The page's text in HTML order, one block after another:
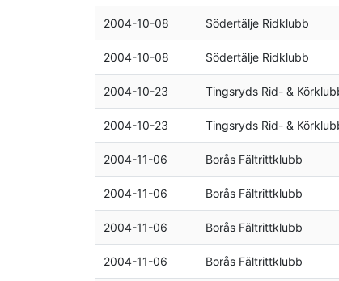
2004-10-08 Södertälje Ridklubb
2004-10-08 Södertälje Ridklubb
2004-10-23 Tingsryds Rid- &
2004-10-23 Tingsryds Rid- &
2004-11-06 Borås Fältrittklubb
2004-11-06 Borås Fältrittklubb
2004-11-06 Borås Fältrittklubb
2004-11-06 Borås Fältrittklubb